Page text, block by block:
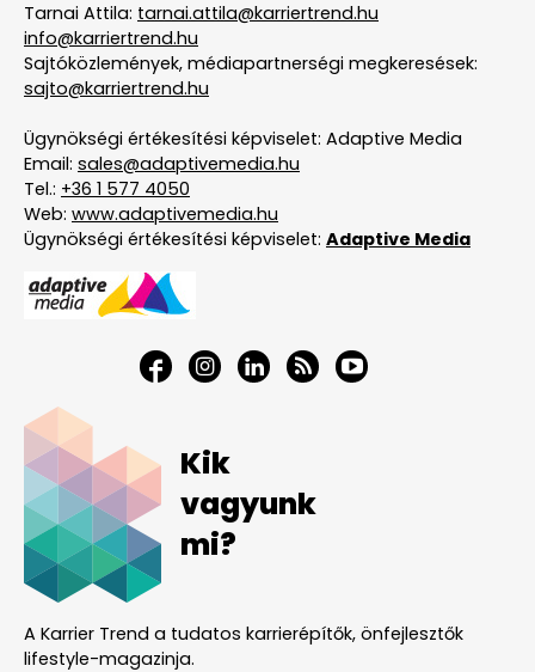
Tarnai Attila: tarnai.attila@karriertrend.hu
info@karriertrend.hu
Sajtóközlemények, médiapartnerségi megkeresések:
sajto@karriertrend.hu
Ügynökségi értékesítési képviselet: Adaptive Media
Email: sales@adaptivemedia.hu
Tel.: +36 1 577 4050
Web: www.adaptivemedia.hu
Ügynökségi értékesítési képviselet: Adaptive Media
Kik
vagyunk
mi?
A Karrier Trend a tudatos karrierépítők, önfejlesztők
lifestyle-magazinja.